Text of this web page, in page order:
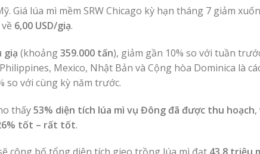
Giá lúa mì mềm SRW Chicago kỳ hạn tháng 7 giảm
6,00 USD/giạ.
giạ (khoảng359.000 tấn), giảm gần 10% so với tuần
Mexico, Nhật Bản và Cộng hòa Dominica là
so với cùng kỳ năm trước.
thấy53% diện tích lúa mì vụ Đông đã được thu hoạch
tốt – rất tốt.